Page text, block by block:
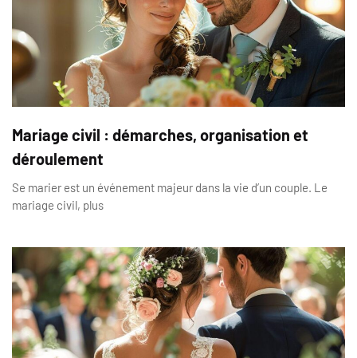
Mariage civil : démarches, organisation et
déroulement
Se marier est un événement majeur dans la vie d’un couple. Le
mariage civil, plus